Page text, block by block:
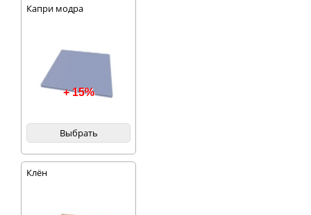
Капри модра
+ 15%
Выбрать
Клён